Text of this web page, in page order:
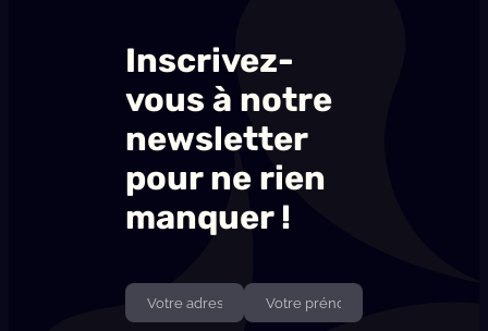
Inscrivez-
vous à notre
newsletter
pour ne rien
manquer !